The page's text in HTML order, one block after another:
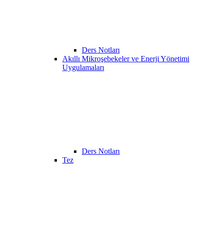
Ders Notları
Akıllı Mikroşebekeler ve Enerji Yönetimi
Uygulamaları
Ders Notları
Tez